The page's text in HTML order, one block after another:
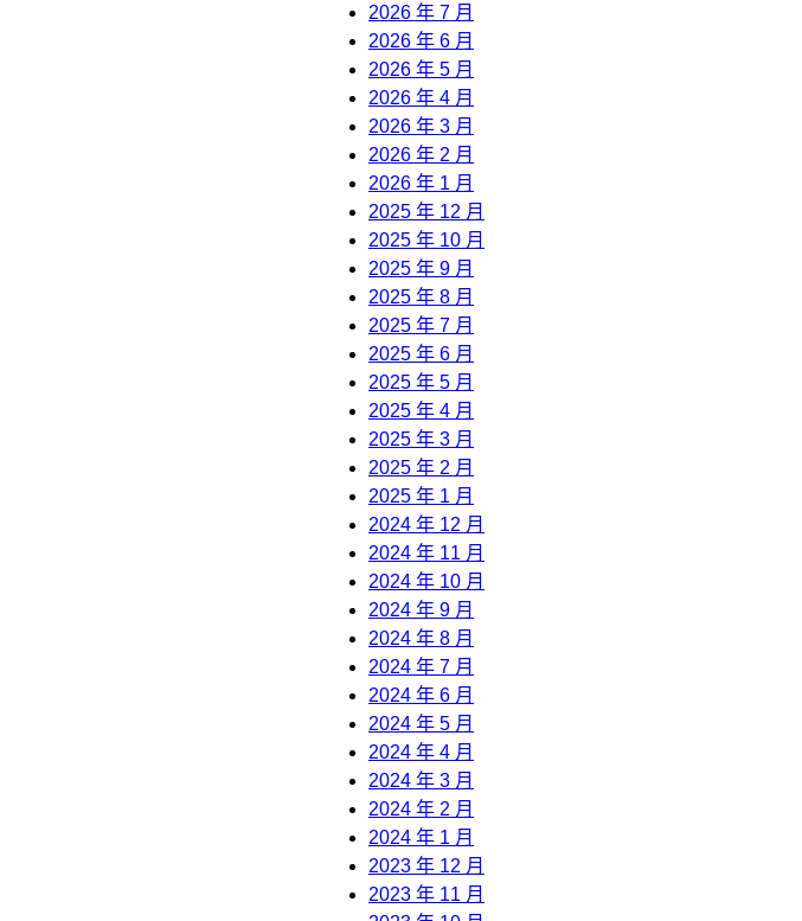
2026 年 7 月
2026 年 6 月
2026 年 5 月
2026 年 4 月
2026 年 3 月
2026 年 2 月
2026 年 1 月
2025 年 12 月
2025 年 10 月
2025 年 9 月
2025 年 8 月
2025 年 7 月
2025 年 6 月
2025 年 5 月
2025 年 4 月
2025 年 3 月
2025 年 2 月
2025 年 1 月
2024 年 12 月
2024 年 11 月
2024 年 10 月
2024 年 9 月
2024 年 8 月
2024 年 7 月
2024 年 6 月
2024 年 5 月
2024 年 4 月
2024 年 3 月
2024 年 2 月
2024 年 1 月
2023 年 12 月
2023 年 11 月